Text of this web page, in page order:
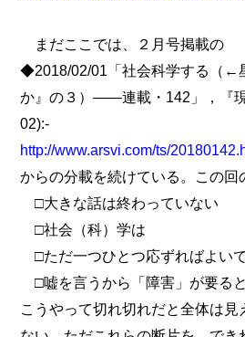
まだここでは、２月号掲載の
◆2018/02/01「社会科学する（←
か』の３）――連載・142」，『
02):-
http://www.arsvi.com/ts/
からの分載を続けている。この回
□大きな話は終わっていない
□社会（科）学は
□ただ一つひとつ応ずればよい
□嘘を言うから「障害」が要る
こうやって切れ切れだと全体は